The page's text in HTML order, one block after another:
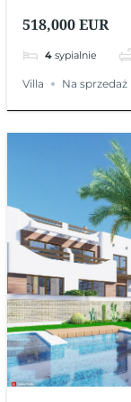
518,000 EUR
4 sypialnie
Villa Na sprzedaż